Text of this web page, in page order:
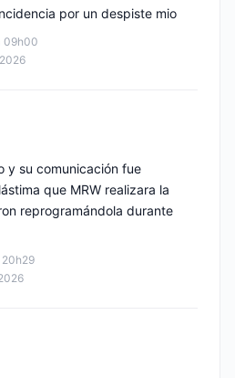
09h00
por un despiste mio
y su comunicación fue
que MRW realizara la
reprogramándola durante